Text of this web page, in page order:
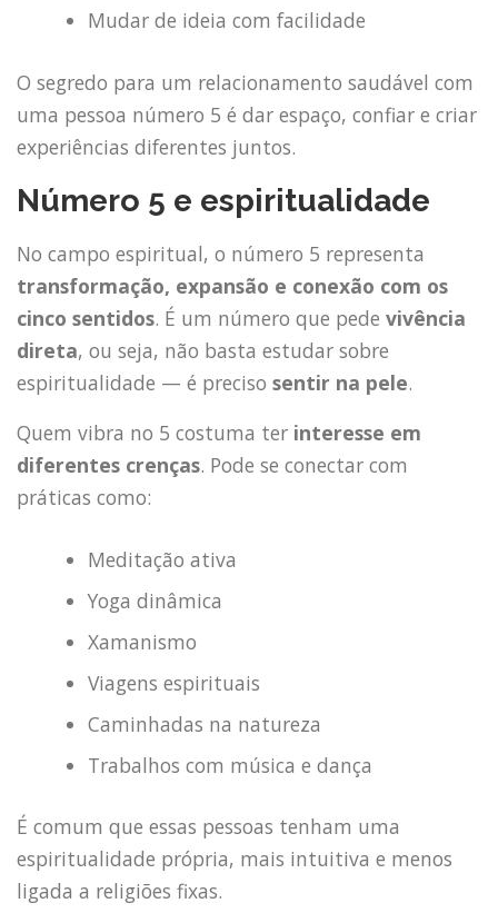
Mudar de ideia com facilidade
O segredo para um relacionamento saudável com
uma pessoa número 5 é dar espaço, confiar e criar
experiências diferentes juntos.
Número 5 e espiritualidade
No campo espiritual, o número 5 representa
transformação, expansão e conexão com os
cinco sentidos. É um número que pede vivência
direta, ou seja, não basta estudar sobre
espiritualidade — é preciso sentir na pele.
Quem vibra no 5 costuma ter interesse em
diferentes crenças. Pode se conectar com
práticas como:
Meditação ativa
Yoga dinâmica
Xamanismo
Viagens espirituais
Caminhadas na natureza
Trabalhos com música e dança
É comum que essas pessoas tenham uma
espiritualidade própria, mais intuitiva e menos
ligada a religiões fixas.